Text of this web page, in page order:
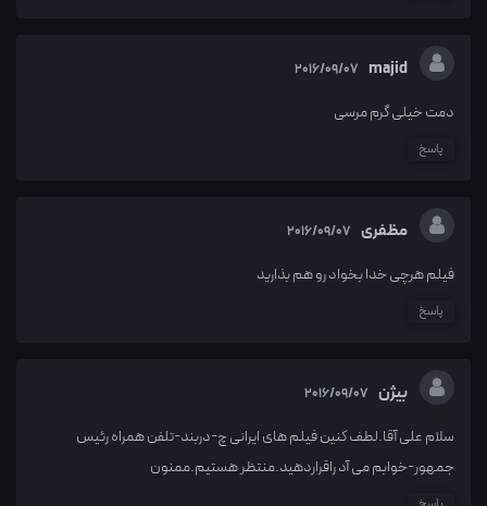
majid
2016/09/07
دمت خیلی گرم مرسی
پاسخ
مظفری 2016/09/07
فیلم هرچی خدا بخواد رو هم بذارید
پاسخ
بیژن 2016/09/07
سلام علی آقا.لطف کنین فیلم های ایرانی چ-دربند-تلفن همراه رئیس
جمهور-خوابم می آد راقراردهید.منتظر هستیم.ممنون